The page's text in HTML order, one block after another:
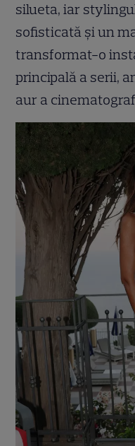
silueta, iar
sofisticată și un
transformat-o
principală a serii,
aur a